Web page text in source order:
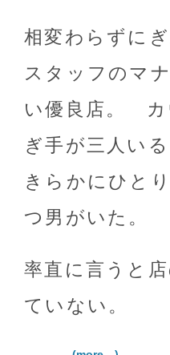
相変わらずに
スタッフのマ
い優良店。 カ
ぎ手が三人い
きらかにひと
つ男がいた。
率直に言うと
ていない。